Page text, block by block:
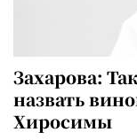
Захарова:
назвать
Хиросимы